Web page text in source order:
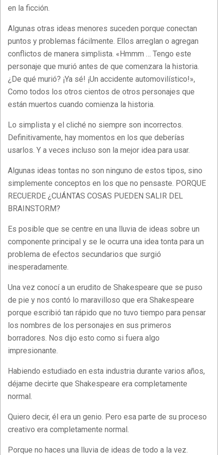
en la ficción.
Algunas otras ideas menores suceden porque conectan
puntos y problemas fácilmente. Ellos arreglan o agregan
conflictos de manera simplista. «Hmmm … Tengo este
personaje que murió antes de que comenzara la historia.
¿De qué murió? ¡Ya sé! ¡Un accidente automovilístico!»,
Como todos los otros cientos de otros personajes que
están muertos cuando comienza la historia.
Lo simplista y el cliché no siempre son incorrectos.
Definitivamente, hay momentos en los que deberías
usarlos. Y a veces incluso son la mejor idea para usar.
Algunas ideas tontas no son ninguno de estos tipos, sino
simplemente conceptos en los que no pensaste. PORQUE
RECUERDE ¿CUÁNTAS COSAS PUEDEN SALIR DEL
BRAINSTORM?
Es posible que se centre en una lluvia de ideas sobre un
componente principal y se le ocurra una idea tonta para un
problema de efectos secundarios que surgió
inesperadamente.
Una vez conocí a un erudito de Shakespeare que se puso
de pie y nos contó lo maravilloso que era Shakespeare
porque escribió tan rápido que no tuvo tiempo para pensar
los nombres de los personajes en sus primeros
borradores. Nos dijo esto como si fuera algo
impresionante.
Habiendo estudiado en esta industria durante varios años,
déjame decirte que Shakespeare era completamente
normal.
Quiero decir, él era un genio. Pero esa parte de su proceso
creativo era completamente normal.
Porque no haces una lluvia de ideas de todo a la vez.